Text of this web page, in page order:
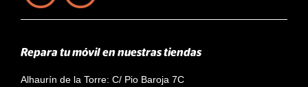
Repara tu móvil en nuestras tiendas
Alhaurín de la Torre: C/ Pio Baroja 7C